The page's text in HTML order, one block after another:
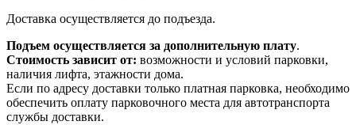
Доставка осуществляется до подъезда.
Подъем осуществляется за дополнительную плату.
Стоимость зависит от: возможности и условий парковки,
наличия лифта, этажности дома.
Если по адресу доставки только платная парковка, необходимо
обеспечить оплату парковочного места для автотранспорта
службы доставки.